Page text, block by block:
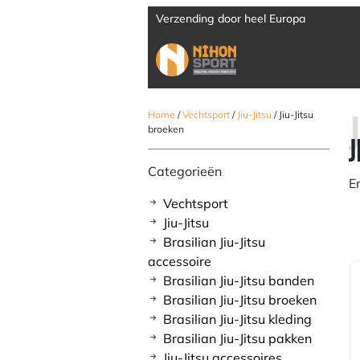
Verzending door heel Europa
Home /Vechtsport / Jiu-Jitsu / Jiu-Jitsu
broeken
Categorieën
Vechtsport
Jiu-Jitsu
Brasilian Jiu-Jitsu
accessoire
Brasilian Jiu-Jitsu banden
Brasilian Jiu-Jitsu broeken
Brasilian Jiu-Jitsu kleding
Brasilian Jiu-Jitsu pakken